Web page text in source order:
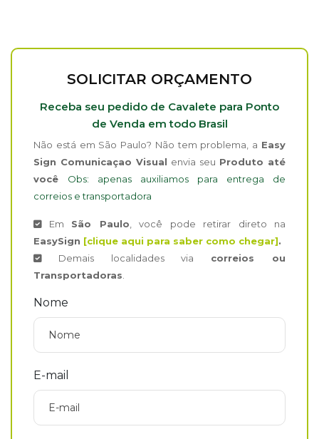
SOLICITAR ORÇAMENTO
Receba seu pedido de Cavalete para Ponto
de Venda em todo Brasil
Não está em São Paulo? Não tem problema, a Easy
Sign Comunicaçao Visual envia seu Produto até
você Obs: apenas auxiliamos para entrega de
correios e transportadora
Em São Paulo , você pode retirar direto na
EasySign [clique aqui para saber como chegar].
Demais localidades via correios ou
Transportadoras
Nome
E-mail